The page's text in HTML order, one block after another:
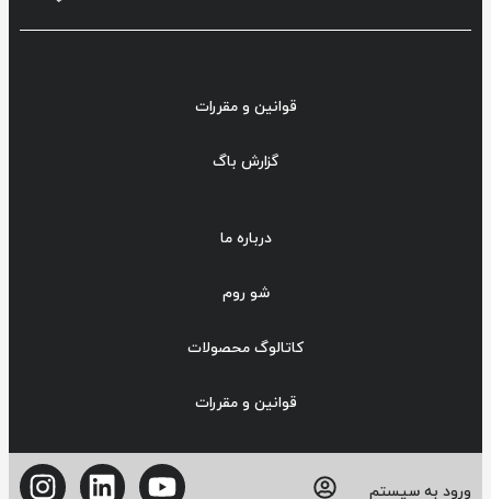
قوانین و مقررات
گزارش باگ
درباره ما
شو روم
کاتالوگ محصولات
قوانین و مقررات
ورود به سیستم